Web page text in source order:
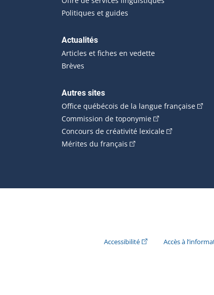
Politiques et guides
Actualités
Articles et fiches en vedette
Brèves
Autres sites
Office québécois de la langue française(Cet
Commission de toponymie(Cet hyperlien
Concours de créativité lexicale(Cet hyperlien
Mérites du français (Cet hyperlien externe
Accessibilité(Cet hyperlien externe
Accès à